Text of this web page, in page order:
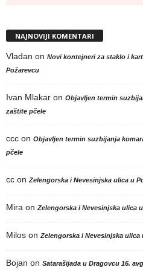
NAJNOVIJI KOMENTARI
Vladan on Novi kontejneri za staklo i
Požarevcu
Ivan Mlakar on Objavljen termin
zaštite pčele
ccc on Objavljen termin suzbijanja
pčele
cc on Zelengorska i Nevesinjska ulica u
Mira on Zelengorska i Nevesinjska ulica
Milos on Zelengorska i Nevesinjska
Bojan on Satarašijada u Dragovcu 16.